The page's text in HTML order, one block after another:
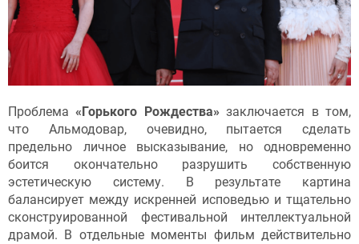
Проблема «Горького Рождества» заключается в том,
что Альмодовар, очевидно, пытается сделать
предельно личное высказывание, но одновременно
боится окончательно разрушить собственную
эстетическую систему. В результате картина
балансирует между искренней исповедью и тщательно
сконструированной фестивальной интеллектуальной
драмой. В отдельные моменты фильм действительно